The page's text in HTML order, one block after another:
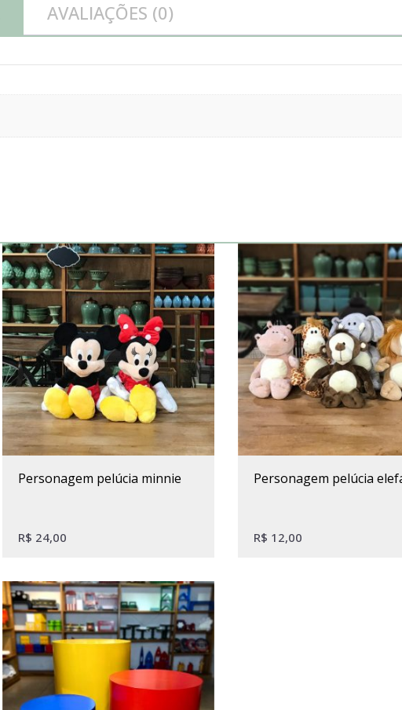
AVALIAÇÕES (0)
personagem pelúcia minnie
R$ 24,00
personagem pelúcia
R$ 12,00